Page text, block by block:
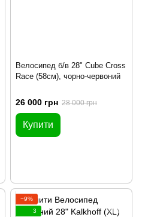
Велосипед б/в 28" Cube Cross
Race (58см), чорно-червоний
26 000 грн 28 000 грн
Купити
−9%
3